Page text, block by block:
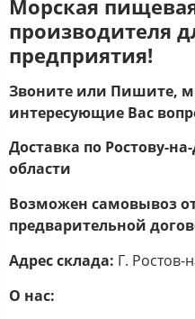
Морская
производителя
предприятия!
Звоните или Пишите,
интересующие Вас
Доставка по Ростову-
области
Возможен самовывоз
предварительной
Адрес склада: Г. Ростов-
О нас: